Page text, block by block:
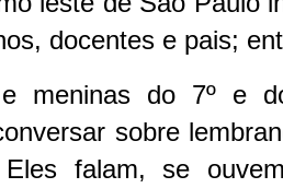
docentes e pais;
meninas do 7º e
sobre
Eles falam, se